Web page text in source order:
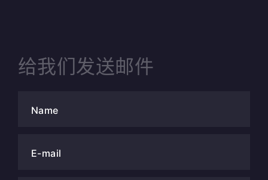
给我们发送邮件
Name
E-mail